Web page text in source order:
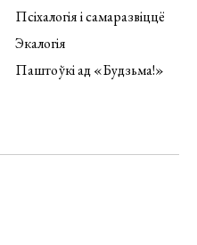
Псіхалогія і самаразвіццё
Экалогія
Паштоўкі ад «Будзьма!»